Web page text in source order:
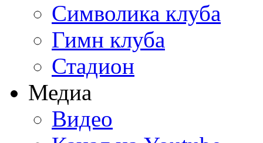
Символика клуба
Гимн клуба
Стадион
Медиа
Видео